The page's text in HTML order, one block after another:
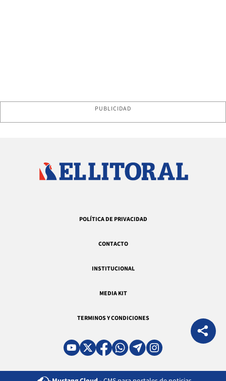
PUBLICIDAD
POLÍTICA DE PRIVACIDAD
CONTACTO
INSTITUCIONAL
MEDIA KIT
TERMINOS Y CONDICIONES